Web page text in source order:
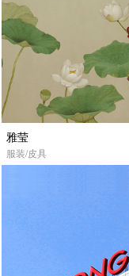
雅莹
服装/皮具